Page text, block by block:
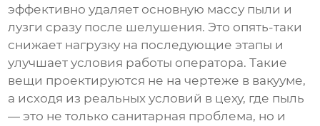
эффективно удаляет основную массу пыли и
лузги сразу после шелушения. Это опять-таки
снижает нагрузку на последующие этапы и
улучшает условия работы оператора. Такие
вещи проектируются не на чертеже в вакууме,
а исходя из реальных условий в цеху, где пыль
— это не только санитарная проблема, но и